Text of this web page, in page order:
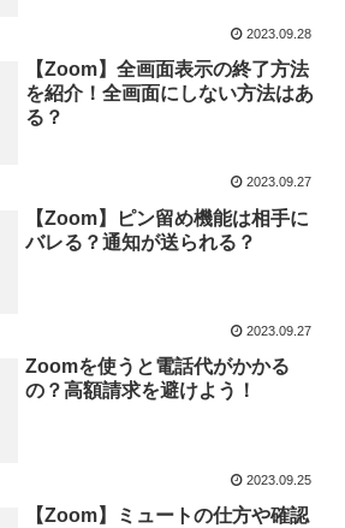
2023.09.28
【Zoom】全画面表示の終了方法
を紹介！全画面にしない方法はあ
る？
2023.09.27
【Zoom】ピン留め機能は相手に
バレる？通知が送られる？
2023.09.27
Zoomを使うと電話代がかかる
の？高額請求を避けよう！
2023.09.25
【Zoom】ミュートの仕方や確認